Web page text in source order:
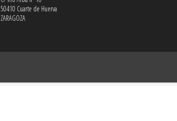
50410 Cuarte de Huerva
ZARAGOZA